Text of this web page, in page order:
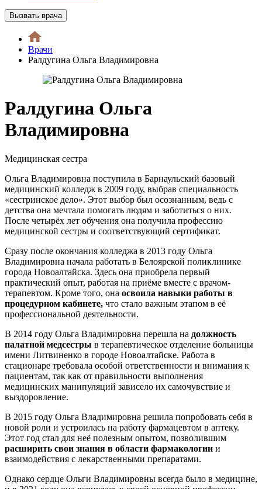
Вызвать врача
Врачи
Ралдугина Ольга Владимировна
Ралдугина Ольга
Владимировна
Медицинская сестра
Ольга Владимировна поступила в Барнаульский базовый
медицинский колледж в 2009 году, выбрав специальность
«сестринское дело». Этот выбор был осознанным, ведь с
детства она мечтала помогать людям и заботиться о них.
После четырёх лет обучения она получила профессию
медицинской сестры и соответствующий сертификат.
Сразу после окончания колледжа в 2013 году Ольга
Владимировна начала работать в Белоярской поликлинике
города Новоалтайска. Здесь она приобрела первый
практический опыт, работая на приёме вместе с врачом-
терапевтом. Кроме того, она освоила навыки работы в
процедурном кабинете, что стало важным этапом в её
профессиональной деятельности.
В 2014 году Ольга Владимировна перешла на должность
палатной медсестры в терапевтическое отделение больницы
имени Литвиненко в городе Новоалтайске. Работа в
стационаре требовала особой ответственности и внимания к
пациентам, так как от правильности выполнения
медицинских манипуляций зависело их самочувствие и
выздоровление.
В 2015 году Ольга Владимировна решила попробовать себя в
новой роли и устроилась на работу фармацевтом в аптеку.
Этот год стал для неё полезным опытом, позволившим
расширить свои знания в области фармакологии и
взаимодействия с лекарственными препаратами.
Однако сердце Ольги Владимировны всегда было в медицине,